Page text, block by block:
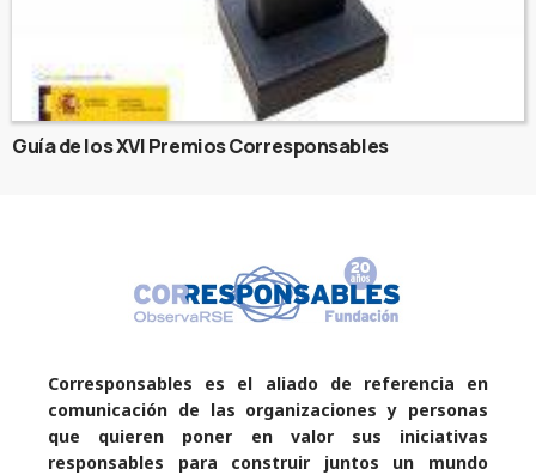
Guía de los XVI Premios Corresponsables
Corresponsables es el aliado de referencia en
comunicación de las organizaciones y personas
que quieren poner en valor sus iniciativas
responsables para construir juntos un mundo